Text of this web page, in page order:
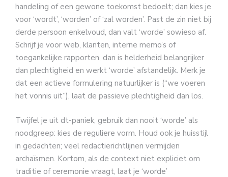
handeling of een gewone toekomst bedoelt; dan kies je
voor ‘wordt’, ‘worden’ of ‘zal worden’. Past de zin niet bij
derde persoon enkelvoud, dan valt ‘worde’ sowieso af.
Schrijf je voor web, klanten, interne memo’s of
toegankelijke rapporten, dan is helderheid belangrijker
dan plechtigheid en werkt ‘worde’ afstandelijk. Merk je
dat een actieve formulering natuurlijker is (“we voeren
het vonnis uit”), laat de passieve plechtigheid dan los.
Twijfel je uit dt-paniek, gebruik dan nooit ‘worde’ als
noodgreep: kies de reguliere vorm. Houd ook je huisstijl
in gedachten; veel redactierichtlijnen vermijden
archaïsmen. Kortom, als de context niet expliciet om
traditie of ceremonie vraagt, laat je ‘worde’